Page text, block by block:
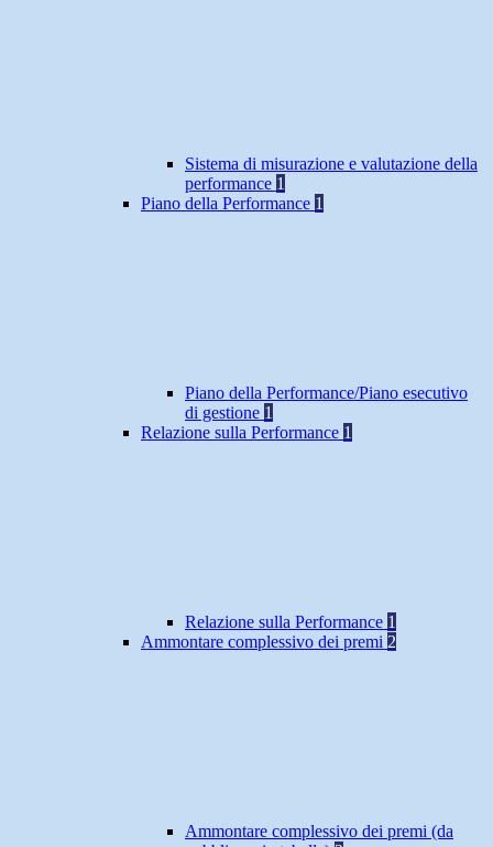
Sistema di misurazione e valutazione della
performance 1
Piano della Performance 1
Piano della Performance/Piano esecutivo
di gestione 1
Relazione sulla Performance 1
Relazione sulla Performance 1
Ammontare complessivo dei premi 2
Ammontare complessivo dei premi (da